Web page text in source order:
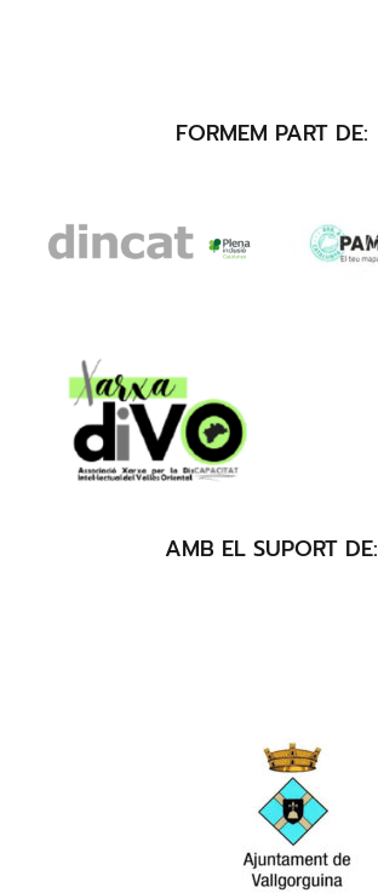
FORMEM PART DE:
AMB EL SUPORT DE: